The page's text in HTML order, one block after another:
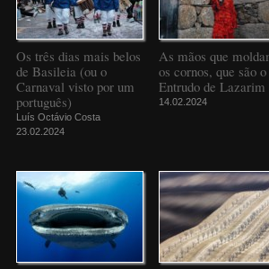
Os três dias mais belos
de Basileia (ou o
Carnaval visto por um
português)
Luís Octávio Costa
23.02.2024
As mãos que
os cornos, que são o
Entrudo de Lazarim
14.02.2024